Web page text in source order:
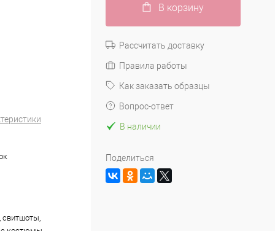
свитшоты,
В корзину
Рассчитать доставку
Правила работы
Как заказать образцы
Вопрос-ответ
В наличии
Поделиться